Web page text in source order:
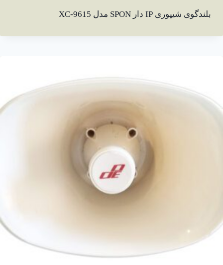
بلندگوی شیپوری IP دار SPON مدل XC-9615